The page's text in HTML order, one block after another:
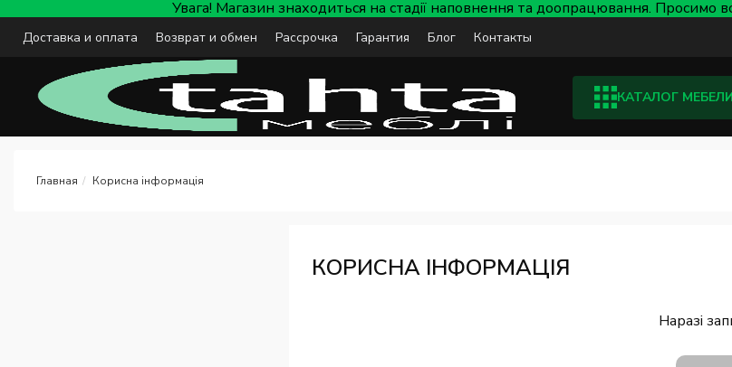
Увага! Магазин знаходиться на стадії наповнення та доопрацювання.
Доставка и оплата Возврат и обмен Рассрочка Гарантия Блог Контакты
КАТАЛОГ МЕБЕЛИ
Корисна інформація
КОРИСНА ІНФОРМАЦІЯ
Наразі